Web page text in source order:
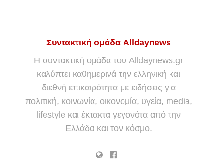
Συντακτική ομάδα Alldaynews
Η συντακτική ομάδα του Alldaynews.gr
καλύπτει καθημερινά την ελληνική και
διεθνή επικαιρότητα με ειδήσεις για
πολιτική, κοινωνία, οικονομία, υγεία, media,
lifestyle και έκτακτα γεγονότα από την
Ελλάδα και τον κόσμο.